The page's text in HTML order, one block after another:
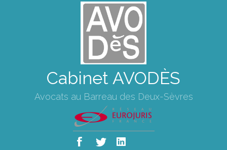
Cabinet AVODÈS
Avocats au Barreau des Deux-Sèvres